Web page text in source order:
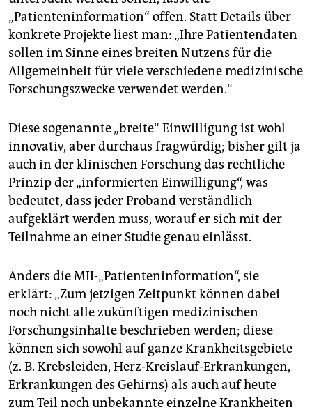
„Patienteninformation“ offen. Statt Details über
konkrete Projekte liest man: „Ihre Patientendaten
sollen im Sinne eines breiten Nutzens für die
Allgemeinheit für viele verschiedene medizinische
Forschungszwecke verwendet werden.“
Diese sogenannte „breite“ Einwilligung ist wohl
innovativ, aber durchaus fragwürdig; bisher gilt ja
auch in der klinischen Forschung das rechtliche
Prinzip der „informierten Einwilligung“, was
bedeutet, dass jeder Proband verständlich
aufgeklärt werden muss, worauf er sich mit der
Teilnahme an einer Studie genau einlässt.
Anders die MII-„Patienteninformation“, sie
erklärt: „Zum jetzigen Zeitpunkt können dabei
noch nicht alle zukünftigen medizinischen
Forschungsinhalte beschrieben werden; diese
können sich sowohl auf ganze Krankheitsgebiete
(z. B. Krebsleiden, Herz-Kreislauf-Erkrankungen,
Erkrankungen des Gehirns) als auch auf heute
zum Teil noch unbekannte einzelne Krankheiten